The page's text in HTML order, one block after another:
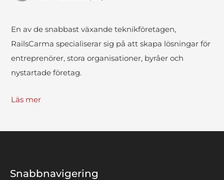
En av de snabbast växande teknikföretagen,
RailsCarma specialiserar sig på att skapa lösningar för
entreprenörer, stora organisationer, byråer och
nystartade företag.
Läs mer
Snabbnavigering